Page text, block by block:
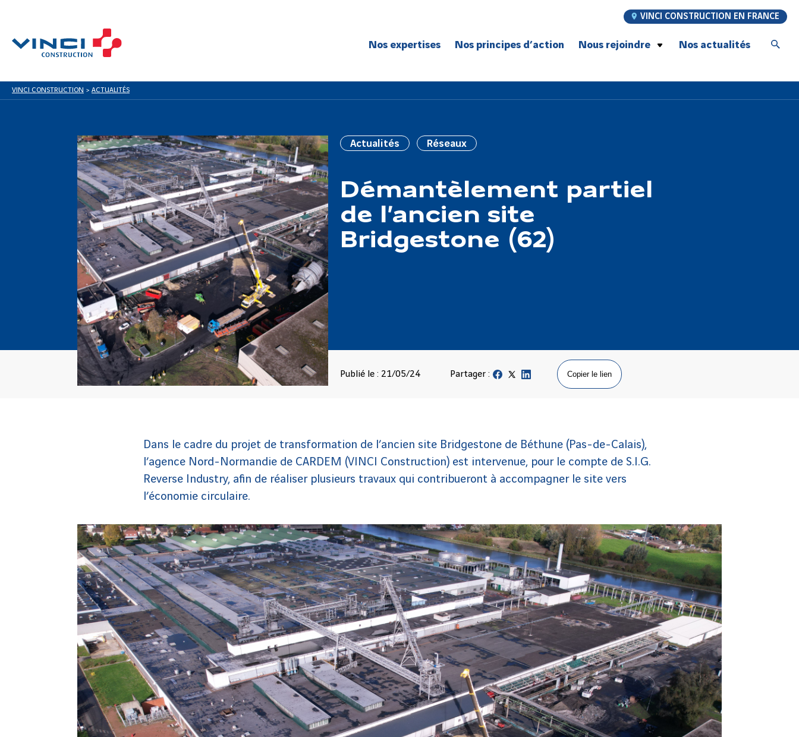
VINCI CONSTRUCTION EN FRANCE
Nos expertises
Route
Réseaux de spécialité
Nos principes d’action Nous rejoindre
Postulez à nos offres d’emploi
Nos actualités
VINCI CONSTRUCTION > ACTUALITÉS
Actualités Réseaux
Démantèlement partiel
de l’ancien site
Bridgestone (62)
Publié le : 21/05/24 Partager : Copier le lien
Dans le cadre du projet de transformation de l’ancien site Bridgestone de Béthune (Pas-de-Calais),
l’agence Nord-Normandie de CARDEM (VINCI Construction) est intervenue, pour le compte de S.I.G.
Reverse Industry, afin de réaliser plusieurs travaux qui contribueront à accompagner le site vers
l’économie circulaire.